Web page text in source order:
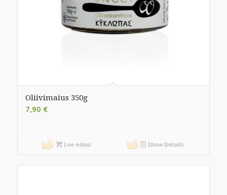
Oliivimaius 350g
7,90 €
Loe edasi Show Details